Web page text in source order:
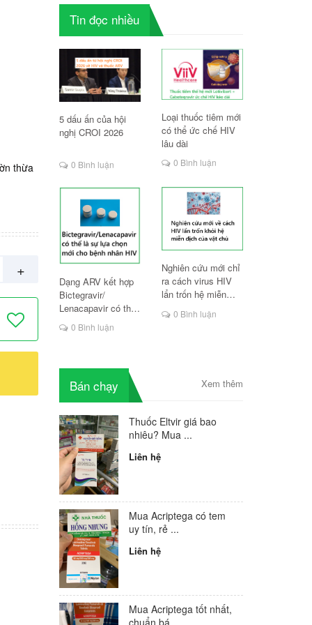
thừa
+
Tin đọc nhiều
5 dấu ấn của hội
nghị CROI 2026
0 Bình luận
Loại thuốc tiêm mới
có thể ức chế HIV
lâu dài
0 Bình luận
Dạng ARV kết hợp
Bictegravir/
Lenacapavir có thể
là lựa chọn mới cho
người HIV
0 Bình luận
Nghiên cứu mới chỉ
ra cách virus HIV
lẩn trốn hệ miễn
0 Bình luận
Bán chạy Xem thêm
Thuốc Eltvir giá bao
nhiêu? Mua ...
Liên hệ
Mua Acriptega có tem
uy tín, rẻ ...
Liên hệ
Mua Acriptega tốt nhất,